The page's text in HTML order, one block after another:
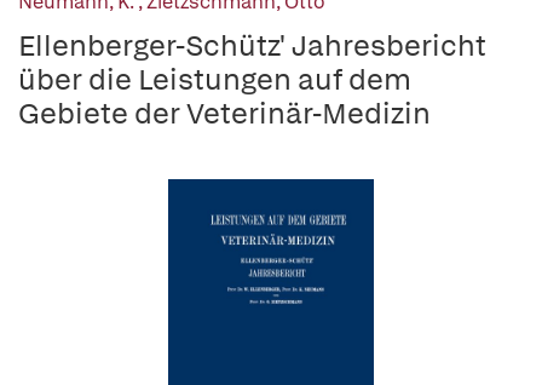
Ellenberger-Schütz' Jahresbericht
über die Leistungen auf dem
Gebiete der Veterinär-Medizin